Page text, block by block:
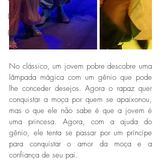
LGBTQ
Fabiano Biazon
No clássico, um jovem pobre descobre uma
lâmpada mágica com um gênio que pode
lhe conceder desejos. Agora o rapaz quer
conquistar a moça por quem se apaixonou,
mas o que ele não sabe é que a jovem é
uma princesa. Agora, com a ajuda do
gênio, ele tenta se passar por um príncipe
para conquistar o amor da moça e a
confiança de seu pai.